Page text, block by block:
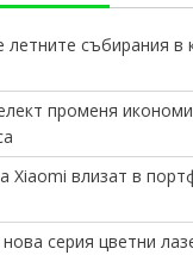
летните събирания в
променя
Xiaomi влизат в
серия цветни